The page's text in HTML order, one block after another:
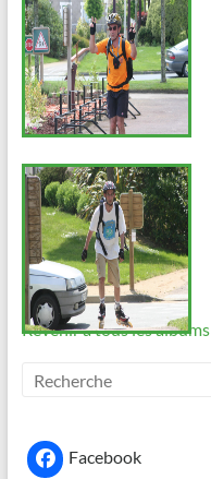
Revenir à tous les albums
Facebook